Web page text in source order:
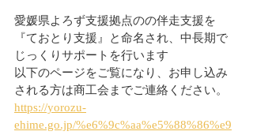
愛媛県よろず支援拠点のの伴走支援を
『ておとり支援』と命名され、中長期で
じっくりサポートを行います
以下のページをご覧になり、お申し込み
される方は商工会までご連絡ください。
https://yorozu-
ehime.go.jp/%e6%9c%aa%e5%88%86%e9